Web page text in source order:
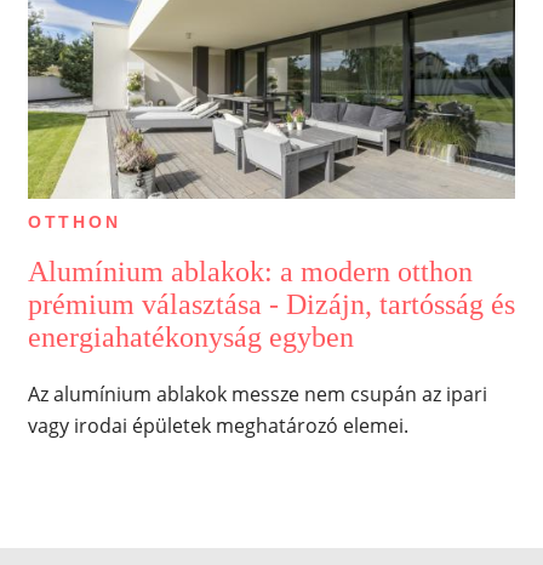
OTTHON
Alumínium ablakok: a modern otthon
prémium választása - Dizájn, tartósság és
energiahatékonyság egyben
Az alumínium ablakok messze nem csupán az ipari
vagy irodai épületek meghatározó elemei.